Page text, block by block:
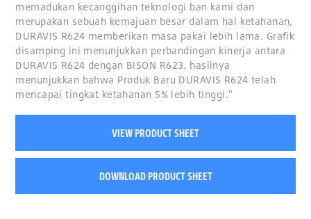
memadukan kecanggihan teknologi ban kami dan
merupakan sebuah kemajuan besar dalam hal ketahanan,
DURAVIS R624 memberikan masa pakai lebih lama. Grafik
disamping ini menunjukkan perbandingan kinerja antara
DURAVIS R624 dengan BISON R623. hasilnya
menunjukkan bahwa Produk Baru DURAVIS R624 telah
mencapai tingkat ketahanan 5% lebih tinggi."
VIEW PRODUCT SHEET
DOWNLOAD PRODUCT SHEET